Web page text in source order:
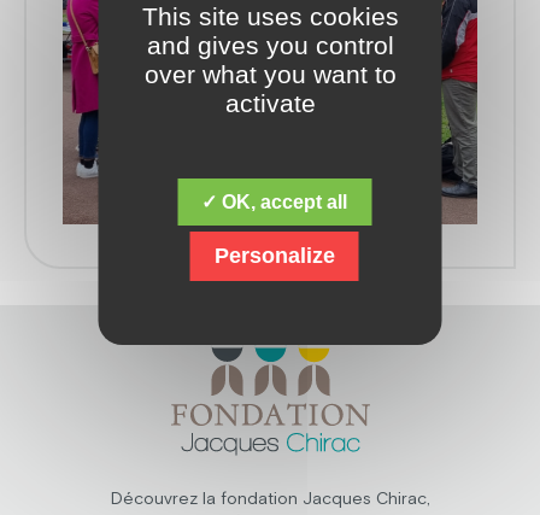
Découvrez la fondation Jacques Chirac,
This site uses cookies
and gives you control
over what you want to
activate
✓ OK, accept all
Personalize